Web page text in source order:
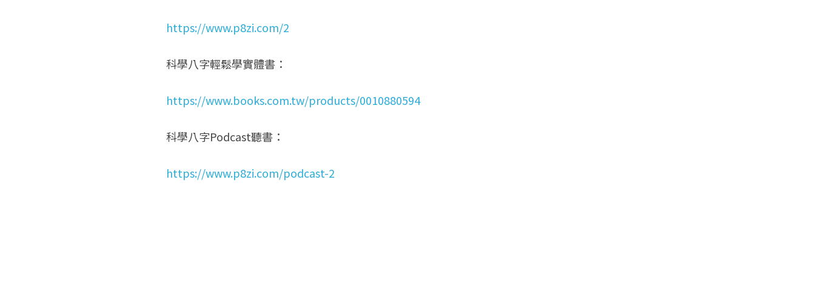
https://www.p8zi.com/2
科學八字輕鬆學實體書：
https://www.books.com.tw/products/0010880594
科學八字Podcast聽書：
https://www.p8zi.com/podcast-2